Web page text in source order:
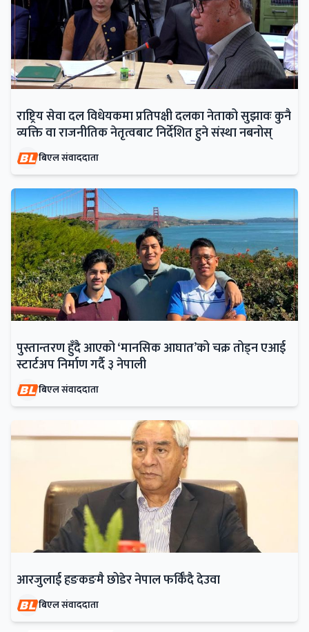
राष्ट्रिय सेवा दल विधेयकमा प्रतिपक्षी दलका नेताको सुझावः कुनै
व्यक्ति वा राजनीतिक नेतृत्वबाट निर्देशित हुने संस्था नबनोस्
बिएल संवाददाता
पुस्तान्तरण हुँदै आएको ‘मानसिक आघात’को चक्र तोड्न एआई
स्टार्टअप निर्माण गर्दै ३ नेपाली
बिएल संवाददाता
आरजुलाई हङकङमै छोडेर नेपाल फर्किँदै देउवा
बिएल संवाददाता